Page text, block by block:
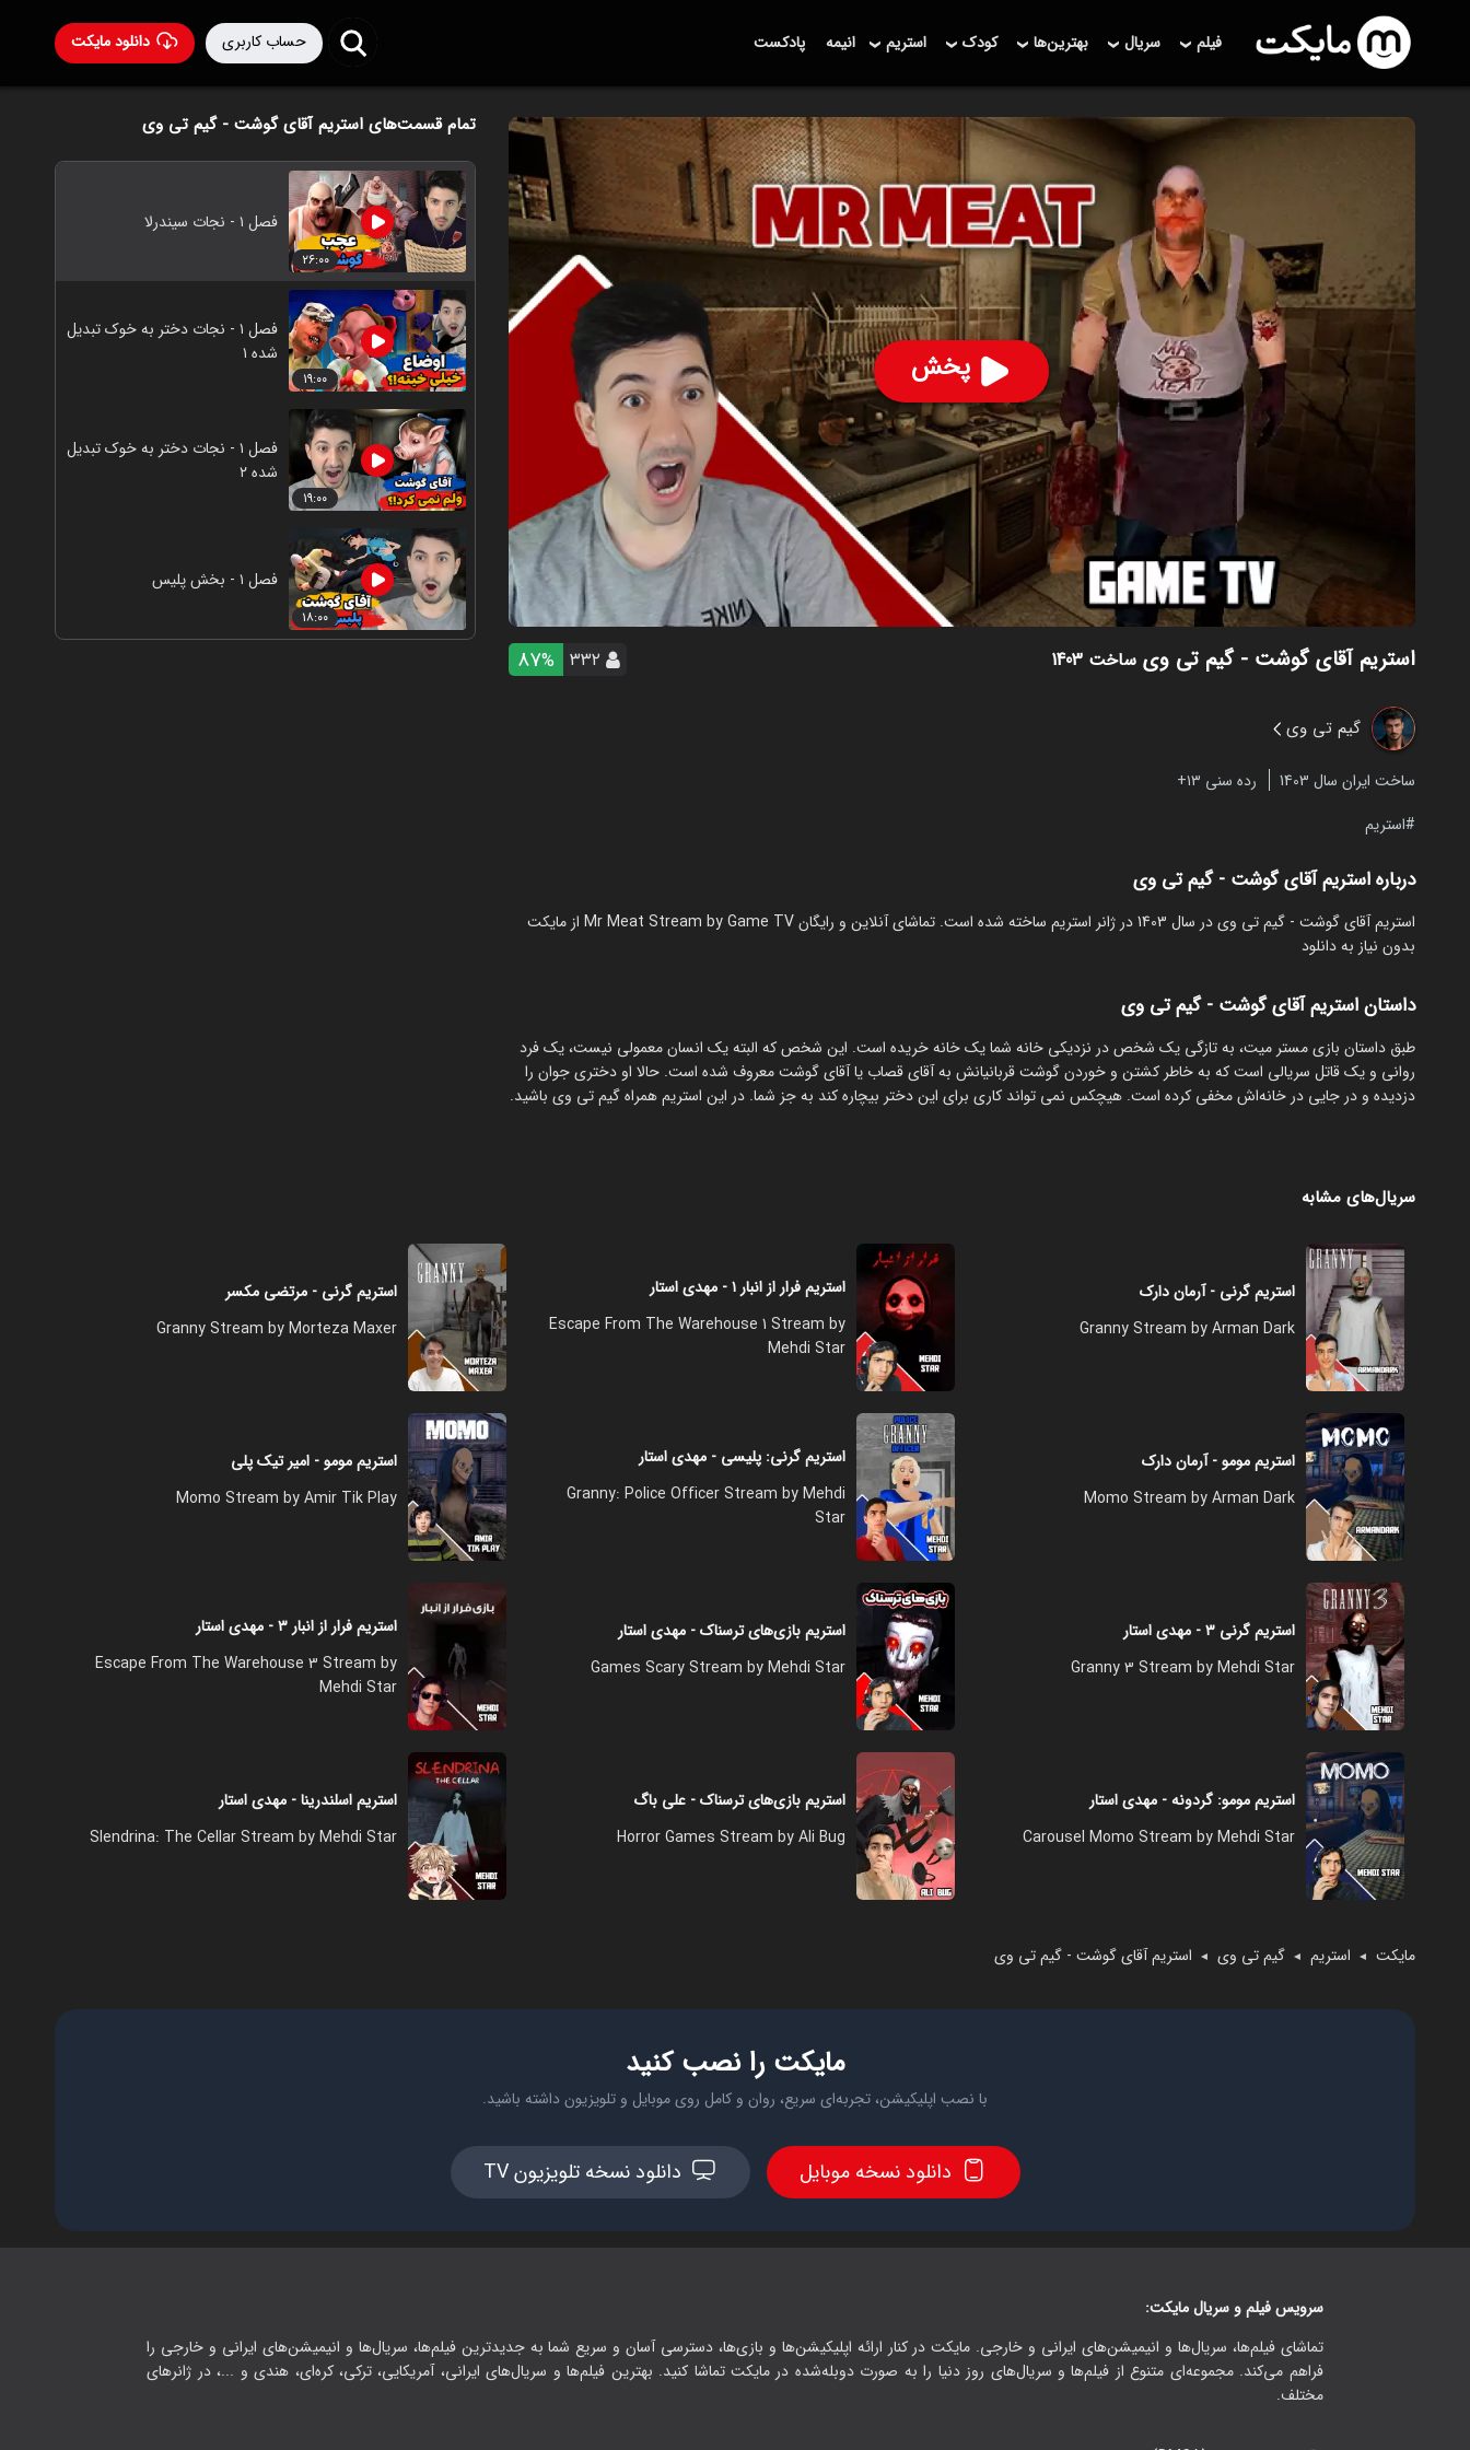
دانلود مایکت حساب کاربری فیلم سریال بهترین‌ها کودک استریم انیمه پادکست
پخش
استریم آقای گوشت - گیم تی وی ساخت 1403 ۳۳۲ 87%
گیم تی وی
ساخت ایران سال 1403
رده سنی ۱۳+
استریم
درباره استریم آقای گوشت - گیم تی وی
استریم آقای گوشت - گیم تی وی در سال 1403 در ژانر استریم ساخته شده است. تماشای آنلاین و رایگان Mr Meat Stream by Game TV از مایکت
بدون نیاز به دانلود
داستان استریم آقای گوشت - گیم تی وی
‏طبق داستان بازی مستر میت، به تازگی یک شخص در نزدیکی خانه شما یک خانه خریده است. این شخص که البته یک انسان معمولی نیست، یک فرد
روانی و یک قاتل سریالی است که به خاطر کشتن و خوردن گوشت قربانیانش به آقای قصاب یا آقای گوشت معروف شده است. حالا او دختری جوان را
دزدیده و در جایی در خانه‌اش مخفی کرده است. هیچکس نمی تواند کاری برای این دختر بیچاره کند به جز شما. در این استریم همراه گیم تی وی باشید.
تمام قسمت‌های استریم آقای گوشت - گیم تی وی
۲۶:۰۰
فصل ۱ - نجات سیندرلا
۱۹:۰۰
فصل ۱ - نجات دختر به خوک تبدیل
شده ۱
۱۹:۰۰
فصل ۱ - نجات دختر به خوک تبدیل
شده ۲
۱۸:۰۰
فصل ۱ - بخش پلیس
سریال‌های مشابه
استریم گرنی - آرمان دارک
Granny Stream by Arman Dark
استریم فرار از انبار ۱ - مهدی استار
Escape From The Warehouse 1 Stream by
Mehdi Star
استریم گرنی - مرتضی مکسر
Granny Stream by Morteza Maxer
استریم مومو - آرمان دارک
Momo Stream by Arman Dark
استریم گرنی: پلیسی - مهدی استار
Granny: Police Officer Stream by Mehdi
Star
استریم مومو - امیر تیک پلی
Momo Stream by Amir Tik Play
استریم گرنی ۳ - مهدی استار
Granny 3 Stream by Mehdi Star
استریم بازی‌های ترسناک - مهدی استار
Games Scary Stream by Mehdi Star
استریم فرار از انبار ۳ - مهدی استار
Escape From The Warehouse 3 Stream by
Mehdi Star
استریم مومو: گردونه - مهدی استار
Carousel Momo Stream by Mehdi Star
استریم بازی‌های ترسناک - علی باگ
Horror Games Stream by Ali Bug
استریم اسلندرینا - مهدی استار
Slendrina: The Cellar Stream by Mehdi Star
مایکت ◄ استریم ◄ گیم تی وی ◄ استریم آقای گوشت - گیم تی وی
مایکت را نصب کنید
با نصب اپلیکیشن، تجربه‌ای سریع، روان و کامل روی موبایل و تلویزیون داشته باشید.
دانلود نسخه موبایل دانلود نسخه تلویزیون TV
سرویس فیلم و سریال مایکت:
تماشای فیلم‌ها، سریال‌ها و انیمیشن‌های ایرانی و خارجی. مایکت در کنار ارائه اپلیکیشن‌ها و بازی‌ها، دسترسی آسان و سریع شما به جدیدترین فیلم‌ها، سریال‌ها و انیمیشن‌های ایرانی و خارجی را
فراهم می‌کند. مجموعه‌ای متنوع از فیلم‌ها و سریال‌های روز دنیا را به صورت دوبله‌شده در مایکت تماشا کنید. بهترین فیلم‌ها و سریال‌های ایرانی، آمریکایی، ترکی، کره‌ای، هندی و ...، در ژانرهای
مختلف.